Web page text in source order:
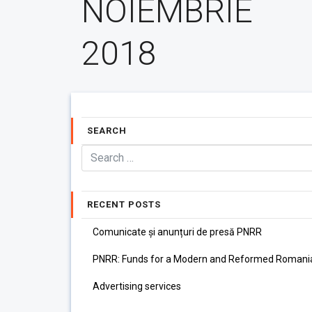
NOIEMBRIE
2018
SEARCH
RECENT POSTS
Comunicate și anunțuri de presă PNRR
PNRR: Funds for a Modern and Reformed
Advertising services